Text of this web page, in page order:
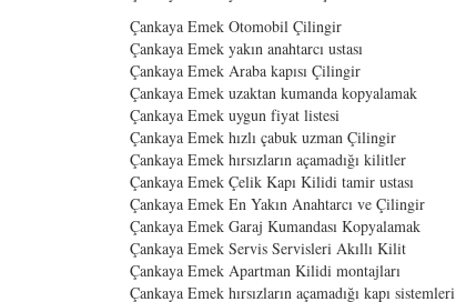
Çankaya Emek Otomobil Çilingir
Çankaya Emek yakın anahtarcı ustası
Çankaya Emek Araba kapısı Çilingir
Çankaya Emek uzaktan kumanda kopyalamak
Çankaya Emek uygun fiyat listesi
Çankaya Emek hızlı çabuk uzman Çilingir
Çankaya Emek hırsızların açamadığı kilitler
Çankaya Emek Çelik Kapı Kilidi tamir ustası
Çankaya Emek En Yakın Anahtarcı ve Çilingir
Çankaya Emek Garaj Kumandası Kopyalamak
Çankaya Emek Servis Servisleri Akıllı Kilit
Çankaya Emek Apartman Kilidi montajları
Çankaya Emek hırsızların açamadığı kapı sistemleri